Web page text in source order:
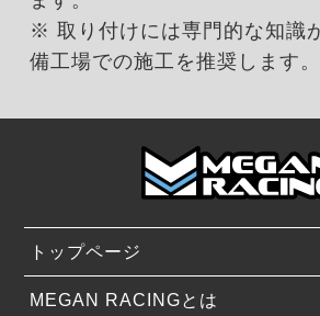
※ 取り付けには専門的な知識
備工場での施工を推奨します。
トップページ
MEGAN RACINGとは